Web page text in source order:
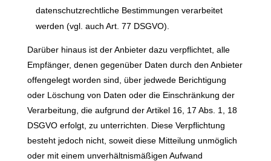
datenschutzrechtliche Bestimmungen verarbeitet
werden (vgl. auch Art. 77 DSGVO).
Darüber hinaus ist der Anbieter dazu verpflichtet, alle
Empfänger, denen gegenüber Daten durch den Anbieter
offengelegt worden sind, über jedwede Berichtigung
oder Löschung von Daten oder die Einschränkung der
Verarbeitung, die aufgrund der Artikel 16, 17 Abs. 1, 18
DSGVO erfolgt, zu unterrichten. Diese Verpflichtung
besteht jedoch nicht, soweit diese Mitteilung unmöglich
oder mit einem unverhältnismäßigen Aufwand